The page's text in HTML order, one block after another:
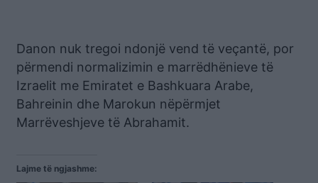
Danon nuk tregoi ndonjë vend të veçantë, por
përmendi normalizimin e marrëdhënieve të
Izraelit me Emiratet e Bashkuara Arabe,
Bahreinin dhe Marokun nëpërmjet
Marrëveshjeve të Abrahamit.
Lajme të ngjashme: